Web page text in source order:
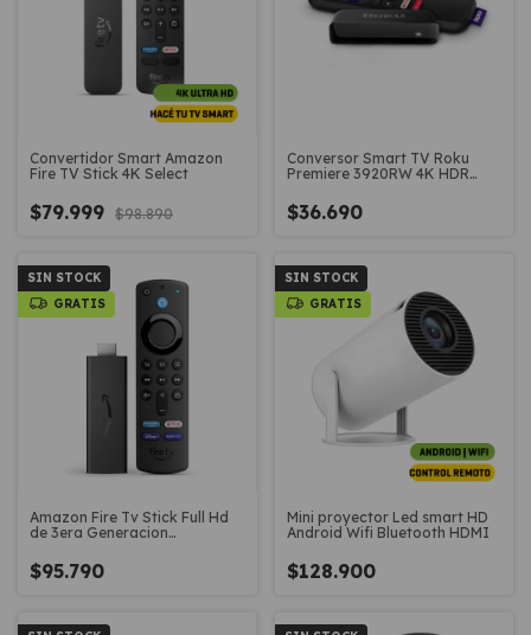
Convertidor Smart Amazon
Fire TV Stick 4K Select
$79.999 $98.890
Conversor Smart TV Roku
Premiere 3920RW 4K HDR
$36.690
SIN STOCK
GRATIS
Amazon Fire Tv Stick Full Hd
de 3era Generacion
$95.790
SIN STOCK
GRATIS
Mini proyector Led smart HD
Android Wifi Bluetooth HDMI
$128.900